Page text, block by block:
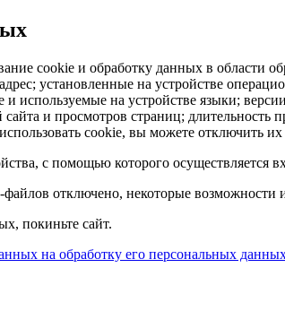
cookie и обработку данных в области
установленные на устройстве
используемые на устройстве языки;
и просмотров страниц; длительность
cookie, вы можете отключить их
с помощью которого осуществляется
отключено, некоторые возможности
покиньте сайт.
на обработку его персональных